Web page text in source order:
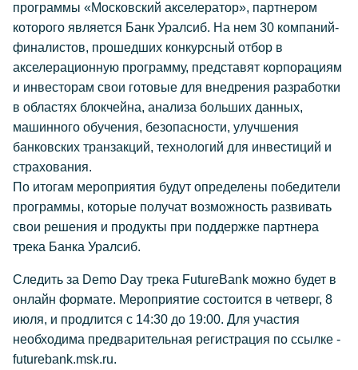
программы «Московский акселератор», партнером
которого является Банк Уралсиб. На нем 30 компаний-
финалистов, прошедших конкурсный отбор в
акселерационную программу, представят корпорациям
и инвесторам свои готовые для внедрения разработки
в областях блокчейна, анализа больших данных,
машинного обучения, безопасности, улучшения
банковских транзакций, технологий для инвестиций и
страхования.
По итогам мероприятия будут определены победители
программы, которые получат возможность развивать
свои решения и продукты при поддержке партнера
трека Банка Уралсиб.
Следить за Demo Day трека FutureBank можно будет в
онлайн формате. Мероприятие состоится в четверг, 8
июля, и продлится с 14:30 до 19:00. Для участия
необходима предварительная регистрация по ссылке -
futurebank.msk.ru.